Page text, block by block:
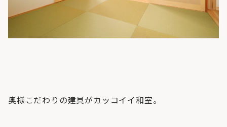
奥様こだわりの建具がカッコイイ和室。